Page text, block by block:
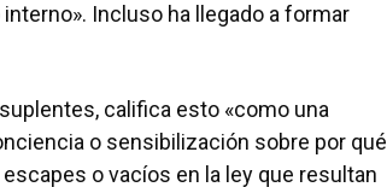
Incluso ha llegado a formar
califica esto «como una
o sensibilización sobre por qué
o vacíos en la ley que resultan